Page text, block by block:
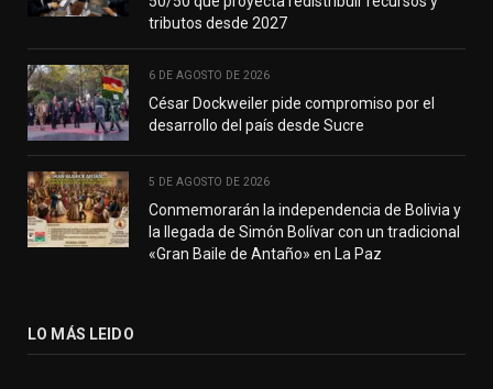
tributos desde 2027
6 DE AGOSTO DE 2026
César Dockweiler pide compromiso por el
desarrollo del país desde Sucre
5 DE AGOSTO DE 2026
Conmemorarán la independencia de Bolivia y
la llegada de Simón Bolívar con un tradicional
«Gran Baile de Antaño» en La Paz
LO MÁS LEIDO